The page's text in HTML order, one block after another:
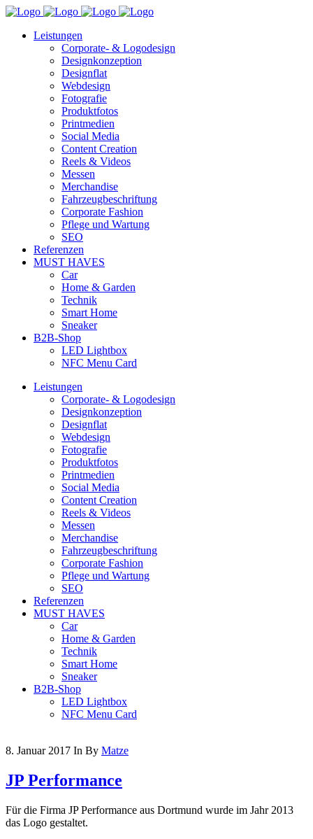
Leistungen
Corporate- & Logodesign
Designkonzeption
Designflat
Webdesign
Fotografie
Produktfotos
Printmedien
Social Media
Content Creation
Reels & Videos
Messen
Merchandise
Fahrzeugbeschriftung
Corporate Fashion
Pflege und Wartung
SEO
Referenzen
MUST HAVES
Car
Home & Garden
Technik
Smart Home
Sneaker
B2B-Shop
LED Lightbox
NFC Menu Card
Leistungen
Corporate- & Logodesign
Designkonzeption
Designflat
Webdesign
Fotografie
Produktfotos
Printmedien
Social Media
Content Creation
Reels & Videos
Messen
Merchandise
Fahrzeugbeschriftung
Corporate Fashion
Pflege und Wartung
SEO
Referenzen
MUST HAVES
Car
Home & Garden
Technik
Smart Home
Sneaker
B2B-Shop
LED Lightbox
NFC Menu Card
8. Januar 2017 In By Matze
JP Performance
Für die Firma JP Performance aus Dortmund wurde im Jahr 2013
das Logo gestaltet.